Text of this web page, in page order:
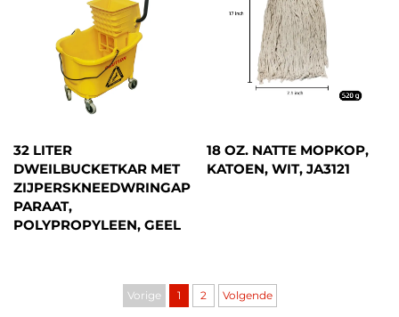
32 LITER
DWEILBUCKETKAR MET
ZIJPERSKNEEDWRINGAP
PARAAT,
POLYPROPYLEEN, GEEL
18 OZ. NATTE MOPKOP,
KATOEN, WIT, JA3121
Vorige 1 2 Volgende